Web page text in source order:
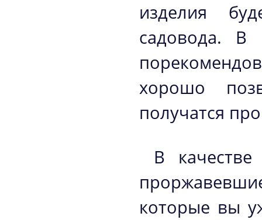
изделия
садовода. В
хорошо
получатся
В
которые вы